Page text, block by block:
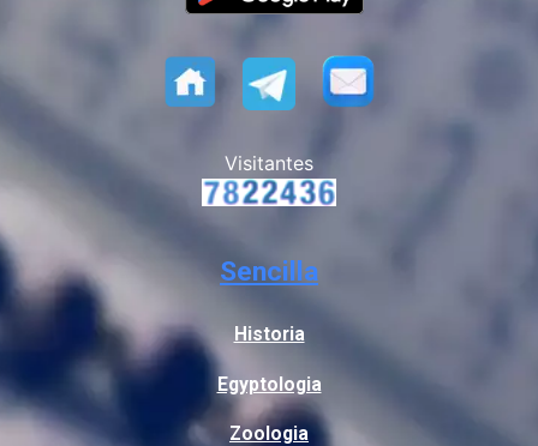
Visitantes
Sencilla
Historia
Egyptologia
Zoologia